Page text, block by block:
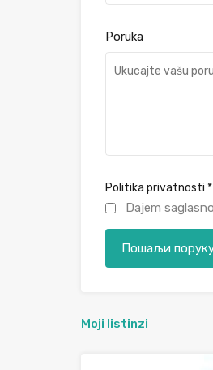
Poruka
Politika privatnosti *
Dajem
Moji listinzi